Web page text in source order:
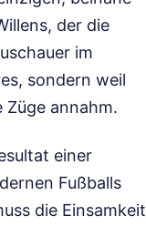
der die
im
sondern weil
annahm.
einer
Fußballs
die Einsamkeit